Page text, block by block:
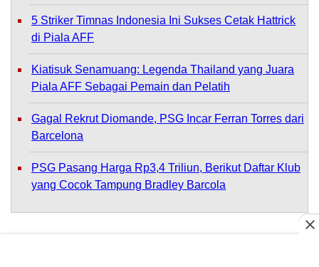
5 Striker Timnas Indonesia Ini Sukses Cetak Hattrick
di Piala AFF
Kiatisuk Senamuang: Legenda Thailand yang Juara
Piala AFF Sebagai Pemain dan Pelatih
Gagal Rekrut Diomande, PSG Incar Ferran Torres dari
Barcelona
PSG Pasang Harga Rp3,4 Triliun, Berikut Daftar Klub
yang Cocok Tampung Bradley Barcola